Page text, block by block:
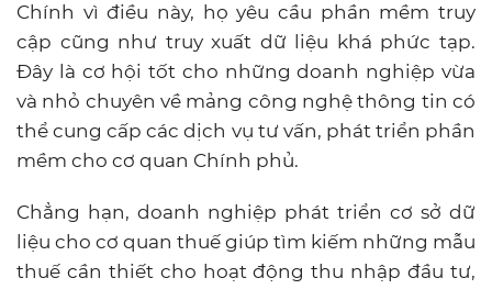
Chính vì điều này, họ yêu cầu phần mềm truy
cập cũng như truy xuất dữ liệu khá phức tạp.
Đây là cơ hội tốt cho những doanh nghiệp vừa
và nhỏ chuyên về mảng công nghệ thông tin có
thể cung cấp các dịch vụ tư vấn, phát triển phần
mềm cho cơ quan Chính phủ.
Chẳng hạn, doanh nghiệp phát triển cơ sở dữ
liệu cho cơ quan thuế giúp tìm kiếm những mẫu
thuế cần thiết cho hoạt động thu nhập đầu tư,